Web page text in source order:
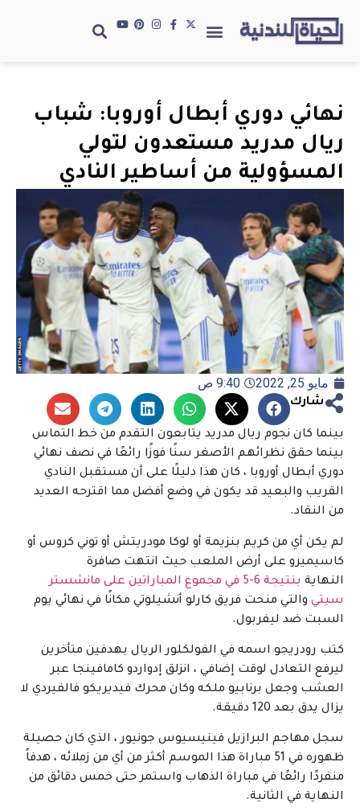
نهائي دوري أبطال أوروبا: شباب
ريال مدريد مستعدون لتولي
المسؤولية من أساطير النادي
مايو 25, 2022 9:40 ص
شارك
بينما كان نجوم ريال مدريد يتابعون التقدم من خط التماس
بينما حقق نظرائهم الأصغر سنًا فوزًا رائعًا في نصف نهائي
دوري أبطال أوروبا ، كان هذا دليلًا على أن مستقبل النادي
القريب والبعيد قد يكون في وضع أفضل مما اقترحه العديد
من النقاد.
لم يكن أي من كريم بنزيمة أو لوكا مودريتش أو توني كروس أو
كاسيميرو على أرض الملعب حيث انتهت صافرة
النهاية
بنتيجة 6-5 في مجموع المباراتين على مانشستر
سيتي والتي منحت فريق كارلو أنشيلوتي مكانًا في نهائي يوم
السبت ضد ليفربول.
كتب رودريجو اسمه في الفولكلور الريال بهدفين متأخرين
ليرفع التعادل لوقت إضافي ، انزلق إدواردو كامافينجا عبر
العشب وجعل برنابيو ملكه وكان محرك فيديريكو فالفيردي لا
يزال يدق بعد 120 دقيقة.
سجل مهاجم البرازيل فينيسيوس جونيور ، الذي كان حصيلة
ظهوره في 51 مباراة هذا الموسم أكثر من أي من زملائه ، هدفاً
منفردًا رائعًا في مباراة الذهاب واستمر حتى خمس دقائق من
النهاية في الثانية.